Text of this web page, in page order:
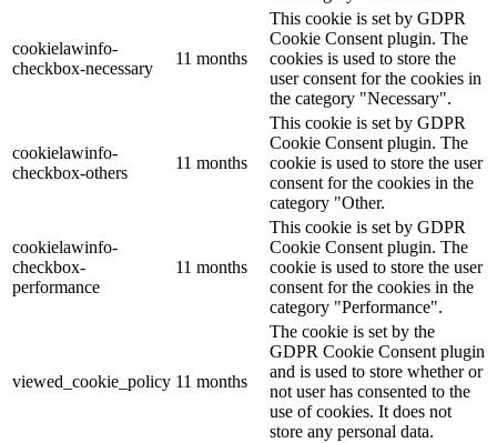
cookielawinfo-
checkbox-necessary
11 months
This cookie is set by GDPR
Cookie Consent plugin. The
cookies is used to store the
user consent for the cookies in
the category "Necessary".
cookielawinfo-
checkbox-others
11 months
This cookie is set by GDPR
Cookie Consent plugin. The
cookie is used to store the user
consent for the cookies in the
category "Other.
cookielawinfo-
checkbox-
performance
11 months
This cookie is set by GDPR
Cookie Consent plugin. The
cookie is used to store the user
consent for the cookies in the
category "Performance".
viewed_cookie_policy 11 months
The cookie is set by the
GDPR Cookie Consent plugin
and is used to store whether or
not user has consented to the
use of cookies. It does not
store any personal data.